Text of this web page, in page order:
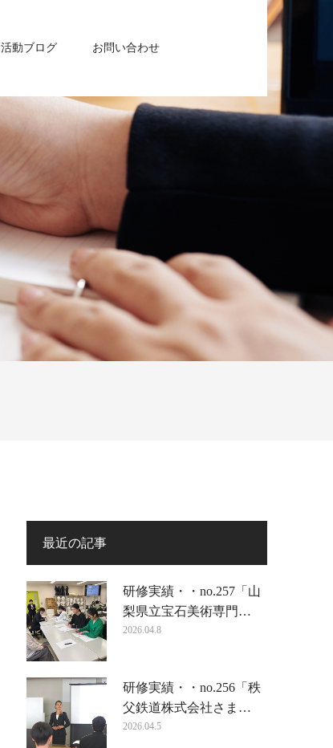
活動ブログ お問い合わせ
最近の記事
研修実績・・no.257「山
梨県立宝石美術専門…
2026.04.8
研修実績・・no.256「秩
父鉄道株式会社さま…
2026.04.5